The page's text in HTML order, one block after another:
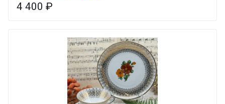
4 400 ₽